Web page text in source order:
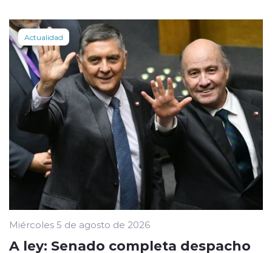
Actualidad
Miércoles 5 de agosto de 2026
A ley: Senado completa despacho